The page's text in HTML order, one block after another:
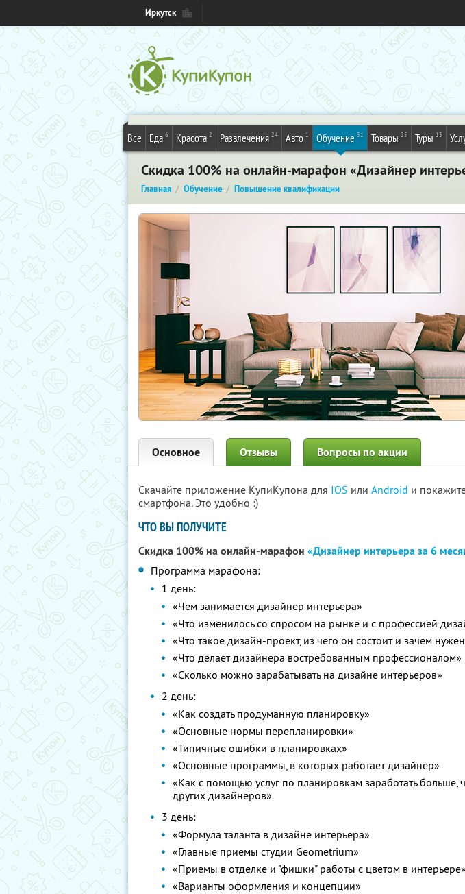
Иркутск
Все Еда 6 Красота 2 Развлечения 24 Авто 1 Обучение 31 Товары 25 Туры 13
Скидка 100% на онлайн-марафон «Дизайнер
Главная Обучение Повышение квалификации
Основное Отзывы Вопросы по акции
Скачайте приложение КупиКупона для IOS или Android и
смартфона. Это удобно :)
ЧТО ВЫ ПОЛУЧИТЕ
Скидка 100% на онлайн-марафон «Дизайнер интерьера за 6
Программа марафона:
1 день:
«Чем занимается дизайнер интерьера»
«Что изменилось со спросом на рынке и с профессией
«Что такое дизайн-проект, из чего он состоит и зачем
«Что делает дизайнера востребованным профессионалом»
«Сколько можно зарабатывать на дизайне интерьеров»
2 день:
«Как создать продуманную планировку»
«Основные нормы перепланировки»
«Типичные ошибки в планировках»
«Основные программы, в которых работает дизайнер»
«Как с помощью услуг по планировкам заработать больше,
других дизайнеров»
3 день:
«Формула таланта в дизайне интерьера»
«Главные приемы студии Geometrium»
«Приемы в отделке и "фишки" работы с цветом в интерьере»
«Варианты оформления и концепции»